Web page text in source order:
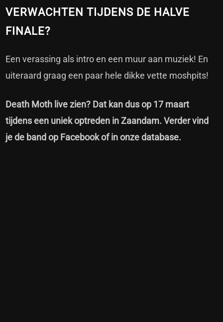
VERWACHTEN TIJDENS DE HALVE
FINALE?
Een verassing als intro en een muur aan muziek! En
uiteraard graag een paar hele dikke vette moshpits!
Death Moth live zien? Dat kan dus op 17 maart
tijdens een uniek optreden in Zaandam. Verder vind
je de band op Facebookof in onzedatabase.